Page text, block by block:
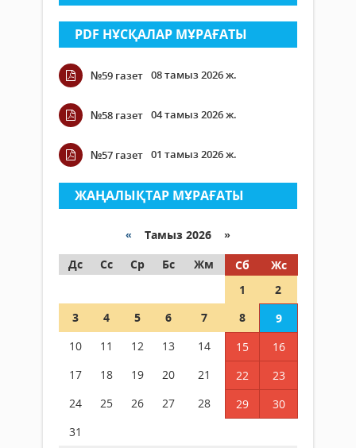
PDF НҰСҚАЛАР МҰРАҒАТЫ
№59 газет 08 тамыз 2026 ж.
№58 газет 04 тамыз 2026 ж.
№57 газет 01 тамыз 2026 ж.
ЖАҢАЛЫҚТАР МҰРАҒАТЫ
« Тамыз 2026 »
Дс
Сс Ср Бс Жм Сб
Жс
1
2
3
4 5 6 7 8
9
10
11 12 13 14 15
16
17
18 19 20 21 22
23
24
25 26 27 28 29
30
31